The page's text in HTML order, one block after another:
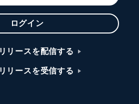
ログイン
リースを配信する
リースを受信する